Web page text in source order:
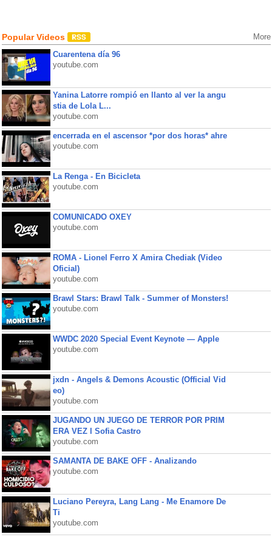
Popular Videos More
Cuarentena día 96
youtube.com
Yanina Latorre rompió en llanto al ver la angu
stia de Lola L...
youtube.com
encerrada en el ascensor *por dos horas* ahre
youtube.com
La Renga - En Bicicleta
youtube.com
COMUNICADO OXEY
youtube.com
ROMA - Lionel Ferro X Amira Chediak (Video
Oficial)
youtube.com
Brawl Stars: Brawl Talk - Summer of Monsters!
youtube.com
WWDC 2020 Special Event Keynote — Apple
youtube.com
jxdn - Angels & Demons Acoustic (Official Vid
eo)
youtube.com
JUGANDO UN JUEGO DE TERROR POR PRIM
ERA VEZ l Sofia Castro
youtube.com
SAMANTA DE BAKE OFF - Analizando
youtube.com
Luciano Pereyra, Lang Lang - Me Enamore De
Ti
youtube.com